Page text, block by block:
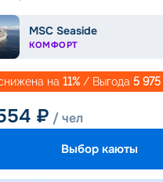
MSC Seaside
КОМФОРТ
на 11% / Выгода 5 975
₽ / чел
Выбор каюты